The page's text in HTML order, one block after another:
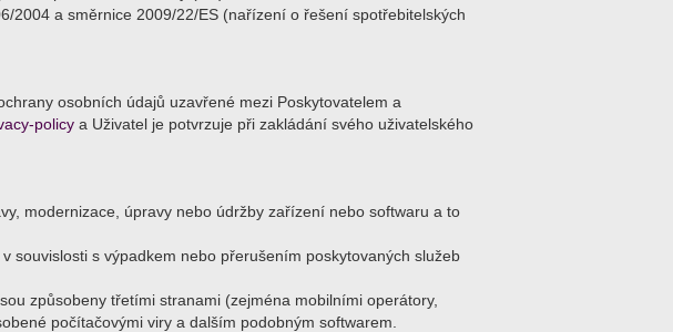
2004 a směrnice 2009/22/ES (nařízení o řešení spotřebitelských
osobních údajů uzavřené mezi Poskytovatelem a
policy a Uživatel je potvrzuje při zakládání svého uživatelského
modernizace, úpravy nebo údržby zařízení nebo softwaru a to
souvislosti s výpadkem nebo přerušením poskytovaných služeb
způsobeny třetími stranami (zejména mobilními operátory,
počítačovými viry a dalším podobným softwarem.